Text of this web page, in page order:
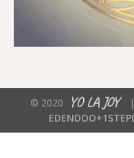
© 2020 YO LA JOY